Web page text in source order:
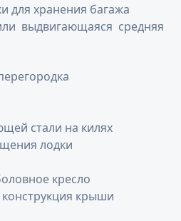
для хранения багажа
выдвигающаяся средняя
стали на килях
лодки
кресло
крыши